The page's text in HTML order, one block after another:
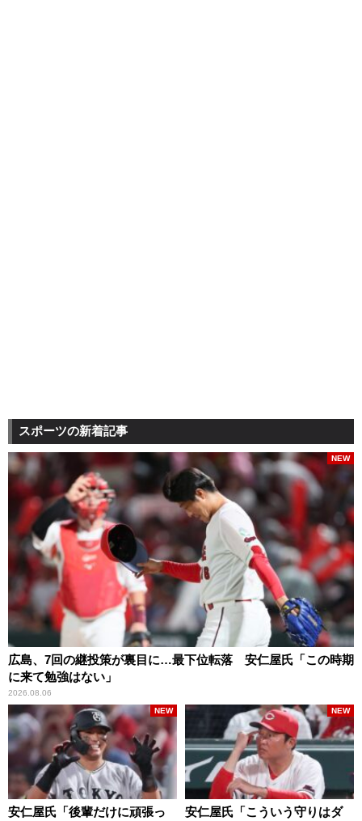
スポーツの新着記事
広島、7回の継投策が裏目に…最下位転落 安仁屋氏「この時期
に来て勉強はない」
2026.08.06
NEW
安仁屋氏「後輩だけに頑張っ
NEW
安仁屋氏「こういう守りはダ
NEW